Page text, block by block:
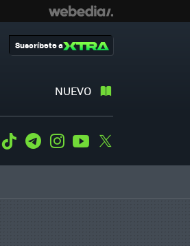
NUEVO
Suscríbete a
WhatsApp
Tiktok TelegramInstagramYoutube